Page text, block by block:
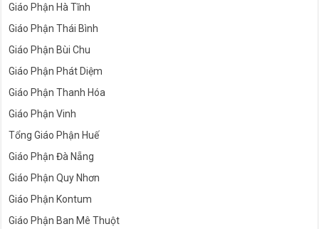
Giáo Phận Hà Tĩnh
Giáo Phận Thái Bình
Giáo Phận Bùi Chu
Giáo Phận Phát Diệm
Giáo Phận Thanh Hóa
Giáo Phận Vinh
Tổng Giáo Phận Huế
Giáo Phận Đà Nẵng
Giáo Phận Quy Nhơn
Giáo Phận Kontum
Giáo Phận Ban Mê Thuột